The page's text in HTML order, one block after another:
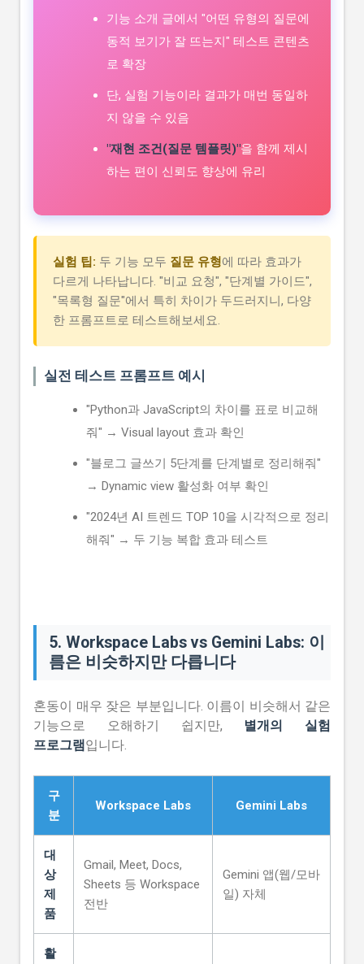
기능 소개 글에서 "어떤 유형의 질문에
동적 보기가 잘 뜨는지" 테스트 콘텐츠
로 확장
단, 실험 기능이라 결과가 매번 동일하
지 않을 수 있음
"재현 조건(질문 템플릿)"을 함께 제시
하는 편이 신뢰도 향상에 유리
실험 팁: 두 기능 모두 질문 유형에 따라 효과가
다르게 나타납니다. "비교 요청", "단계별 가이드",
"목록형 질문"에서 특히 차이가 두드러지니, 다양
한 프롬프트로 테스트해보세요.
실전 테스트 프롬프트 예시
"Python과 JavaScript의 차이를 표로 비교해
줘" → Visual layout 효과 확인
"블로그 글쓰기 5단계를 단계별로 정리해줘"
→ Dynamic view 활성화 여부 확인
"2024년 AI 트렌드 TOP 10을 시각적으로 정리
해줘" → 두 기능 복합 효과 테스트
5. Workspace Labs vs Gemini Labs: 이
름은 비슷하지만 다릅니다
혼동이 매우 잦은 부분입니다. 이름이 비슷해서 같은
기능으로 오해하기 쉽지만, 별개의 실험
프로그램입니다.
구
분
Workspace Labs Gemini Labs
대
상
제
품
Gmail, Meet, Docs,
Sheets 등 Workspace
전반
Gemini 앱(웹/모바
일) 자체
활